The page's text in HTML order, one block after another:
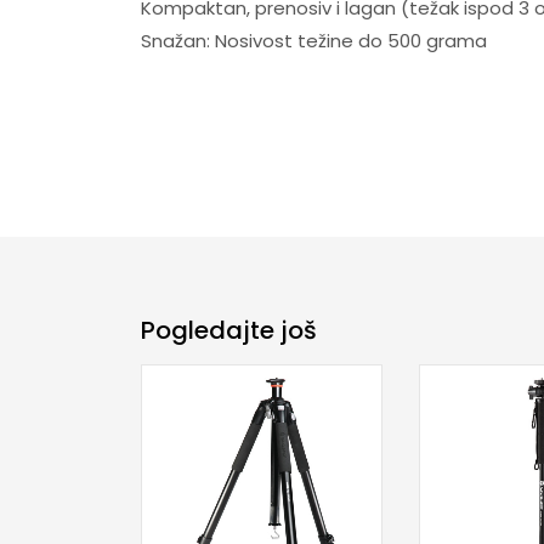
Kompaktan, prenosiv i lagan (težak ispod 3
Snažan: Nosivost težine do 500 grama
Pogledajte još